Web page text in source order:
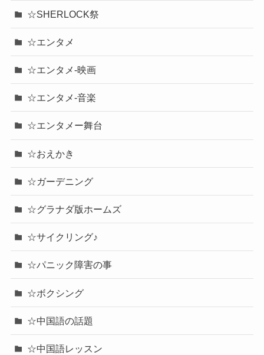
☆SHERLOCK祭
☆エンタメ
☆エンタメ-映画
☆エンタメ-音楽
☆エンタメー舞台
☆おえかき
☆ガーデニング
☆グラナダ版ホームズ
☆サイクリング♪
☆パニック障害の事
☆ボクシング
☆中国語の話題
☆中国語レッスン